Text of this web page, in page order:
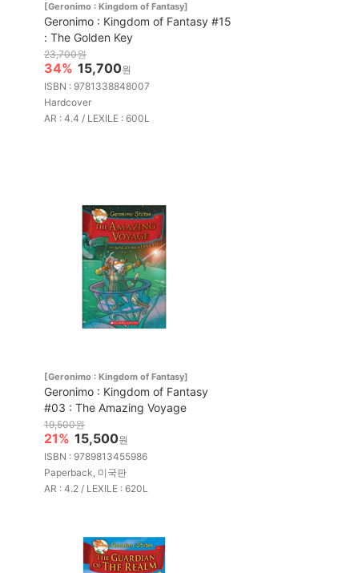
[Geronimo : Kingdom of Fantasy]
Geronimo : Kingdom of Fantasy #15
: The Golden Key
23,700원
34% 15,700원
ISBN : 9781338848007
Hardcover
AR : 4.4 / LEXILE : 600L
[Geronimo : Kingdom of Fantasy]
Geronimo : Kingdom of Fantasy
#03 : The Amazing Voyage
19,500원
21% 15,500원
ISBN : 9789813455986
Paperback, 미국판
AR : 4.2 / LEXILE : 620L